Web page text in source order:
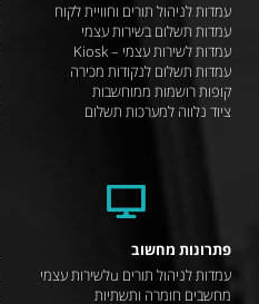
עמדות לניהול תורים וחוויית לקוח
עמדות תשלום בשירות עצמי
עמדות לשירות עצמי – Kiosk
עמדות תשלום לנקודות מכירה
קופות רושמות ממוחשבות
ציוד נלווה למערכות תשלום
פתרונות מחשוב
עמדות לניהול תורים uלשירות עצמי
מחשבים חומרה ותשתיות